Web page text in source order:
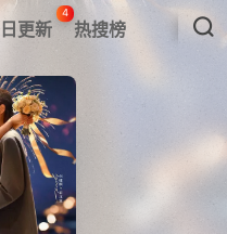
日更新
4
热搜榜